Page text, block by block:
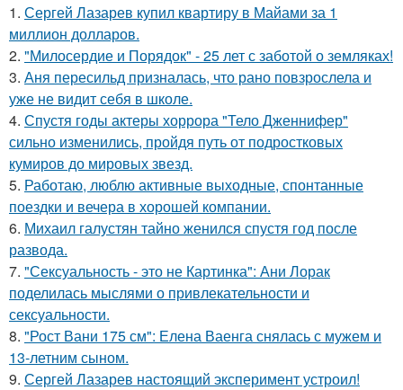
1. Сергей Лазарев купил квартиру в Майами за 1
миллион долларов.
2. "Милосердие и Порядок" - 25 лет с заботой о земляках!
3. Аня пересильд призналась, что рано повзрослела и
уже не видит себя в школе.
4. Спустя годы актеры хоррора "Тело Дженнифер"
сильно изменились, пройдя путь от подростковых
кумиров до мировых звезд.
5. Работаю, люблю активные выходные, спонтанные
поездки и вечера в хорошей компании.
6. Михаил галустян тайно женился спустя год после
развода.
7. "Сексуальность - это не Картинка": Ани Лорак
поделилась мыслями о привлекательности и
сексуальности.
8. "Рост Вани 175 см": Елена Ваенга снялась с мужем и
13-летним сыном.
9. Сергей Лазарев настоящий эксперимент устроил!